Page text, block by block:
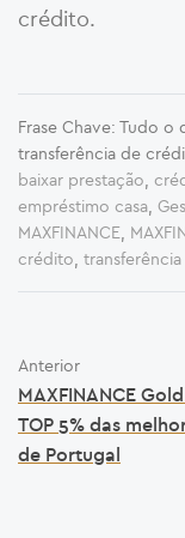
crédito.
Frase Chave: Tudo
transferência de
baixar prestação,
empréstimo casa,
MAXFINANCE,
crédito,
Anterior
MAXFINANCE
TOP 5% das
de Portugal